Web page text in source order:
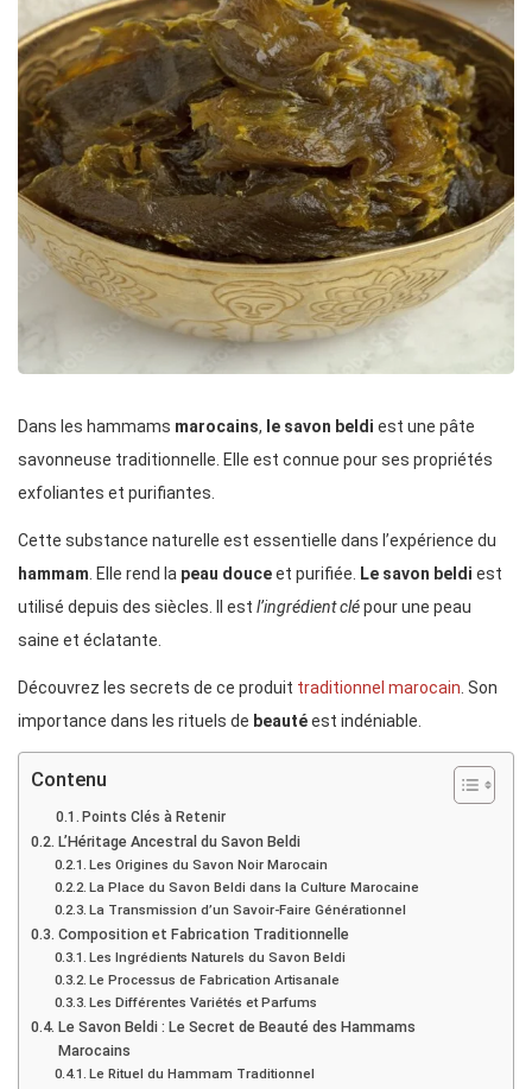
Dans les hammams marocains, le savon beldi est une pâte
savonneuse traditionnelle. Elle est connue pour ses propriétés
exfoliantes et purifiantes.
Cette substance naturelle est essentielle dans l’expérience du
hammam. Elle rend la peau douceet purifiée. Le savon beldi est
utilisé depuis des siècles. Il est l’ingrédient clépour une peau
saine et éclatante.
Découvrez les secrets de ce produit traditionnel marocain. Son
importance dans les rituels de beautéest indéniable.
Contenu
Points Clés à Retenir
L’Héritage Ancestral du Savon Beldi
Les Origines du Savon Noir Marocain
La Place du Savon Beldi dans la Culture Marocaine
La Transmission d’un Savoir-Faire Générationnel
Composition et Fabrication Traditionnelle
Les Ingrédients Naturels du Savon Beldi
Le Processus de Fabrication Artisanale
Les Différentes Variétés et Parfums
Le Savon Beldi : Le Secret de Beauté des Hammams
Marocains
Le Rituel du Hammam Traditionnel